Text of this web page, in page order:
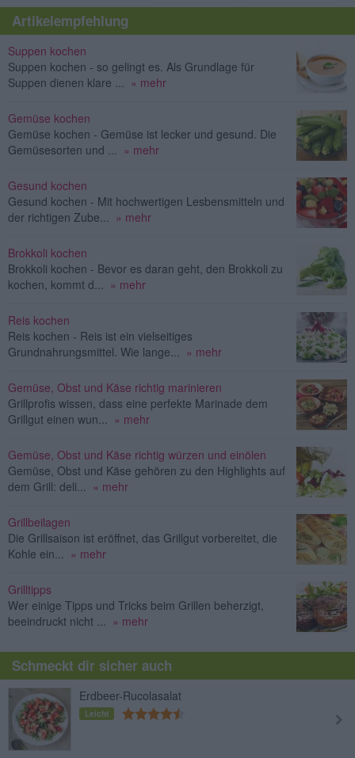
Artikelempfehlung
Suppen kochen
Suppen kochen - so gelingt es. Als Grundlage für
Suppen dienen klare ... » mehr
Gemüse kochen
Gemüse kochen - Gemüse ist lecker und gesund. Die
Gemüsesorten und ... » mehr
Gesund kochen
Gesund kochen - Mit hochwertigen Lesbensmitteln und
der richtigen Zube... » mehr
Brokkoli kochen
Brokkoli kochen - Bevor es daran geht, den Brokkoli zu
kochen, kommt d... » mehr
Reis kochen
Reis kochen - Reis ist ein vielseitiges
Grundnahrungsmittel. Wie lange... » mehr
Gemüse, Obst und Käse richtig marinieren
Grillprofis wissen, dass eine perfekte Marinade dem
Grillgut einen wun... » mehr
Gemüse, Obst und Käse richtig würzen und einölen
Gemüse, Obst und Käse gehören zu den Highlights auf
dem Grill: deli... » mehr
Grillbeilagen
Die Grillsaison ist eröffnet, das Grillgut vorbereitet, die
Kohle ein... » mehr
Grilltipps
Wer einige Tipps und Tricks beim Grillen beherzigt,
beeindruckt nicht ... » mehr
Schmeckt dir sicher auch
Erdbeer-Rucolasalat
Leicht